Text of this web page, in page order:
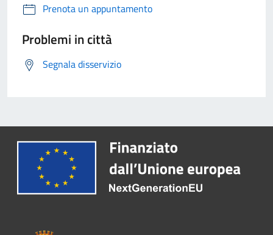
Prenota un appuntamento
Problemi in città
Segnala disservizio